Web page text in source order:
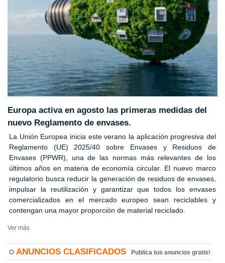
Europa activa en agosto las primeras medidas del
nuevo Reglamento de envases.
La Unión Europea inicia este verano la aplicación progresiva del
Reglamento (UE) 2025/40 sobre Envases y Residuos de
Envases (PPWR), una de las normas más relevantes de los
últimos años en materia de economía circular. El nuevo marco
regulatorio busca reducir la generación de residuos de envases,
impulsar la reutilización y garantizar que todos los envases
comercializados en el mercado europeo sean reciclables y
contengan una mayor proporción de material reciclado.
Ver más
ANUNCIOS CLASIFICADOS Publica tus anuncios gratis!